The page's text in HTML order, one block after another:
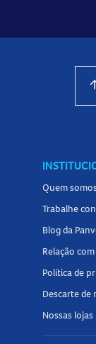
Quem
Trabalhe
Blog da
Relação
Política de
Descarte de
Nossas lojas